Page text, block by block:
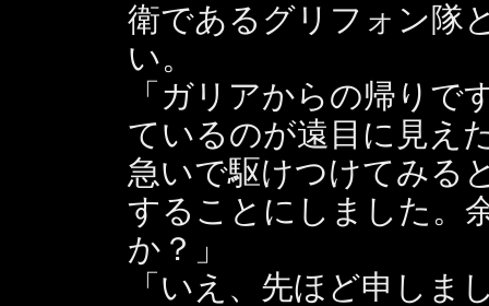
衛であるグリフォン隊
い。
「ガリアからの帰りで
ているのが遠目に見え
急いで駆けつけてみる
することにしました。
か？」
「いえ、先ほど申しま